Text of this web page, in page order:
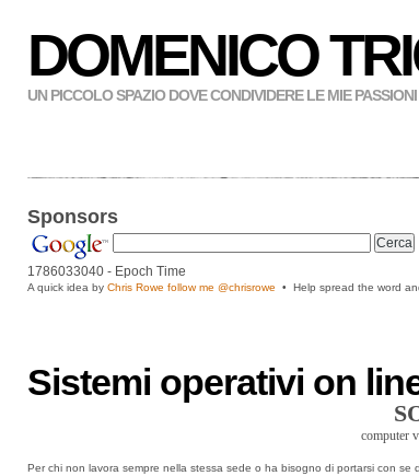
DOMENICO
UN PICCOLO SPAZIO DOVE CONDIVIDERE LE MIE PASSIONI
Sponsors
1786033040 - Epoch Time
A quick idea by Chris Rowe follow me @chrisrowe • Help spread the word
Sistemi operativi on
computer
Per chi non lavora sempre nella stessa sede o ha bisogno di portarsi con